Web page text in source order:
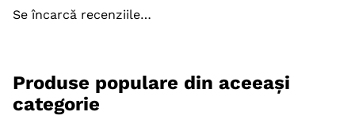
Se încarcă recenziile…
Produse populare din aceeași
categorie